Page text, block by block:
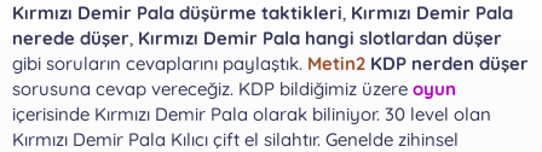
Kırmızı Demir Pala düşürme taktikleri, Kırmızı Demir Pala
nerede düşer, Kırmızı Demir Pala hangi slotlardan düşer
gibi soruların cevaplarını paylaştık. Metin2 KDP nerden düşer
sorusuna cevap vereceğiz. KDP bildiğimiz üzere oyun
içerisinde Kırmızı Demir Pala olarak biliniyor. 30 level olan
Kırmızı Demir Pala Kılıcı çift el silahtır. Genelde zihinsel